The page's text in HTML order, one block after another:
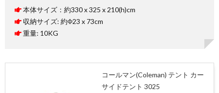
本体サイズ：約330 x 325 x 210(h)cm
収納サイズ: 約Φ23 x 73cm
重量: 10KG
コールマン(Coleman) テント カー
サイドテント 3025